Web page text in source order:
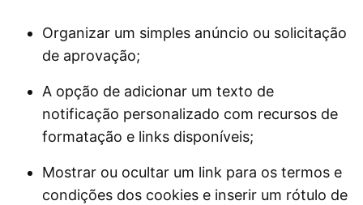
Organizar um simples anúncio ou solicitação
de aprovação;
A opção de adicionar um texto de
notificação personalizado com recursos de
formatação e links disponíveis;
Mostrar ou ocultar um link para os termos e
condições dos cookies e inserir um rótulo de